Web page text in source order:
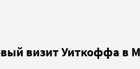
визит Уиткоффа в